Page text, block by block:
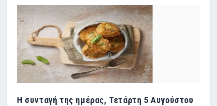
Η συνταγή της ημέρας, Τετάρτη 5 Αυγούστου